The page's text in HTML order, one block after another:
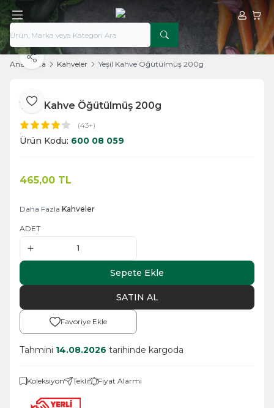
Hesabım
Ana Sayfa Kahveler Yeşil Kahve Öğütülmüş 200g
Favoriye Ekle
Paylaş
Yeşil Kahve Öğütülmüş 200g
(43+)
Ürün Kodu: 600 08 059
465,00 TL
Daha Fazla Kahveler
ADET
Sepete Ekle
SATIN AL
Favoriye Ekle
Tahmini 14.08.2026 tarihinde kargoda
Koleksiyon Teklif Fiyat Alarmı